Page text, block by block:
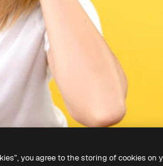
you agree to the storing of cookies on